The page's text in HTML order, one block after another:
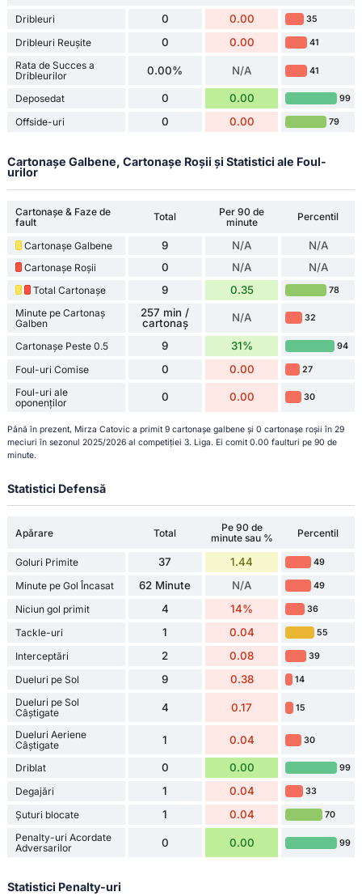
Dribleuri
0 0.00 35
Dribleuri Reușite 0 0.00 41
Rata de Succes a
Dribleurilor
0.00% N/A 41
Deposedat 0 0.00 99
Offside-uri 0 0.00 79
Cartonașe Galbene, Cartonașe Roșii și Statistici ale Foul-
urilor
Cartonașe & Faze de
fault
Total
Per 90 de
minute
Percentil
Cartonașe Galbene 9 N/A N/A
Cartonașe Roșii 0 N/A N/A
Total Cartonașe 9 0.35 78
Minute pe Cartonaș
Galben
257 min /
cartonaș
N/A 32
Cartonașe Peste 0.5 9 31% 94
Foul-uri Comise 0 0.00 27
Foul-uri ale
oponenților
0 0.00 30
Până în prezent, Mirza Catovic a primit 9 cartonașe galbene și 0 cartonașe roșii în 29
meciuri în sezonul 2025/2026 al competiției 3. Liga. Ei comit 0.00 faulturi pe 90 de
minute.
Statistici Defensă
Apărare Total
Pe 90 de
minute sau %
Percentil
Goluri Primite 37 1.44 49
Minute pe Gol Încasat 62 Minute N/A 49
Niciun gol primit 4 14% 36
Tackle-uri 1 0.04 55
Interceptări 2 0.08 39
Dueluri pe Sol 9 0.38 14
Dueluri pe Sol
Câștigate
4 0.17 15
Dueluri Aeriene
Câștigate
1 0.04 30
Driblat 0 0.00 99
Degajări 1 0.04 33
Șuturi blocate 1 0.04 70
Penalty-uri Acordate
Adversarilor
0 0.00 99
Statistici Penalty-uri